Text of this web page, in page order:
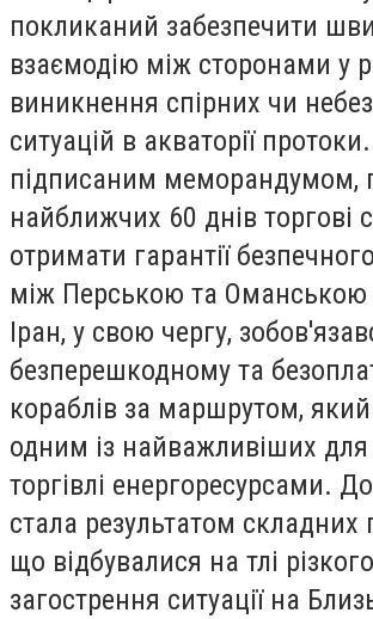
покликаний забезпечити
взаємодію між сторонами у
виникнення спірних чи
ситуацій в акваторії
підписаним меморандумом,
найближчих 60 днів торгові
отримати гарантії
між Перською та Оманською
Іран, у свою чергу,
безперешкодному та
кораблів за маршрутом,
одним із найважливіших для
торгівлі енергоресурсами.
стала результатом складних
що відбувалися на тлі різкого
загострення ситуації на